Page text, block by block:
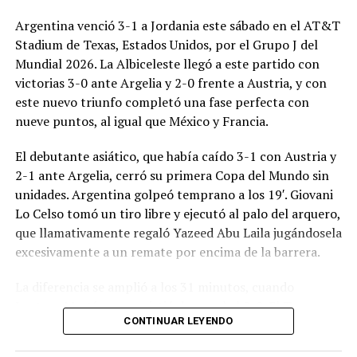
Argentina venció 3-1 a Jordania este sábado en el AT&T
Stadium de Texas, Estados Unidos, por el Grupo J del
Mundial 2026. La Albiceleste llegó a este partido con
victorias 3-0 ante Argelia y 2-0 frente a Austria, y con
este nuevo triunfo completó una fase perfecta con
nueve puntos, al igual que México y Francia.
El debutante asiático, que había caído 3-1 con Austria y
2-1 ante Argelia, cerró su primera Copa del Mundo sin
unidades. Argentina golpeó temprano a los 19′. Giovani
Lo Celso tomó un tiro libre y ejecutó al palo del arquero,
que llamativamente regaló Yazeed Abu Laila jugándosela
excesivamente a un remate por encima de la barrera.
Lautaro Martínez convirtió de penal el 2-0. El Toro
anotó su primer gol en Copas del Mundo, tras no
CONTINUAR LEYENDO